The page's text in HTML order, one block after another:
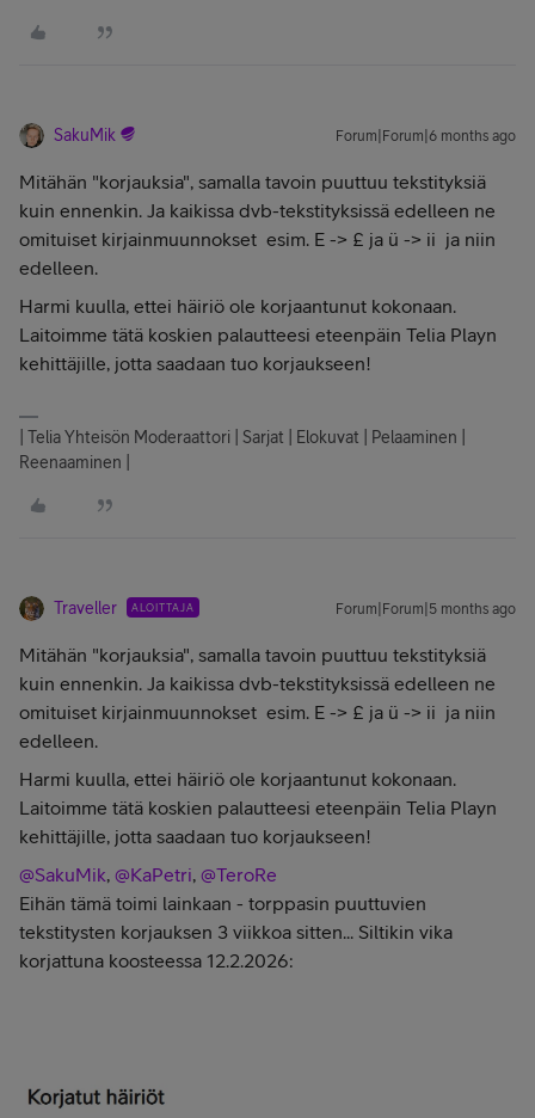
SakuMik Forum|Forum|6 months ago
Mitähän "korjauksia", samalla tavoin puuttuu tekstityksiä
kuin ennenkin. Ja kaikissa dvb-tekstityksissä edelleen ne
omituiset kirjainmuunnokset esim. E -> £ ja ü -> ii ja niin
edelleen.
Harmi kuulla, ettei häiriö ole korjaantunut kokonaan.
Laitoimme tätä koskien palautteesi eteenpäin Telia Playn
kehittäjille, jotta saadaan tuo korjaukseen!
| Telia Yhteisön Moderaattori | Sarjat | Elokuvat | Pelaaminen |
Reenaaminen |
Traveller ALOITTAJA Forum|Forum|5 months ago
Mitähän "korjauksia", samalla tavoin puuttuu tekstityksiä
kuin ennenkin. Ja kaikissa dvb-tekstityksissä edelleen ne
omituiset kirjainmuunnokset esim. E -> £ ja ü -> ii ja niin
edelleen.
Harmi kuulla, ettei häiriö ole korjaantunut kokonaan.
Laitoimme tätä koskien palautteesi eteenpäin Telia Playn
kehittäjille, jotta saadaan tuo korjaukseen!
@SakuMik, ​ @KaPetri, ​ @TeroRe
Eihän tämä toimi lainkaan - torppasin puuttuvien
tekstitysten korjauksen 3 viikkoa sitten... Siltikin vika
korjattuna koosteessa 12.2.2026: